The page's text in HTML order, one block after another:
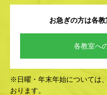
お急ぎの方は各教
各教室へ
※日曜・年末年始については
おります。